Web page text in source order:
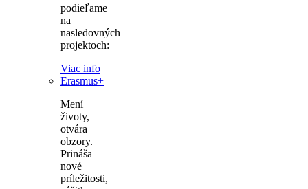
podieľame
na
nasledovných
projektoch:
Viac info
Erasmus+
Mení
životy,
otvára
obzory.
Prináša
nové
príležitosti,